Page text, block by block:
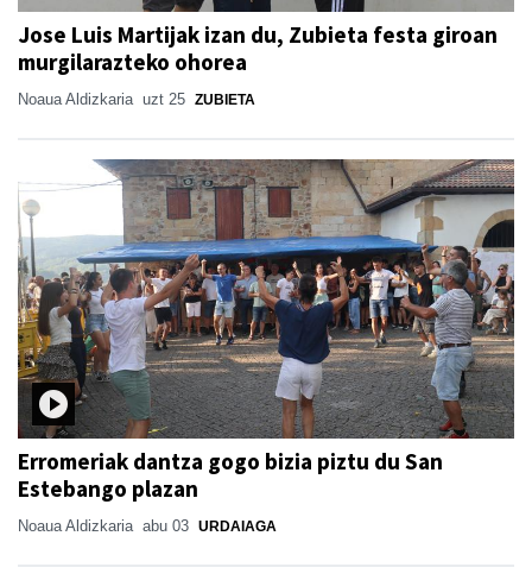
Jose Luis Martijak izan du, Zubieta festa giroan
murgilarazteko ohorea
Noaua Aldizkaria uzt 25 ZUBIETA
Erromeriak dantza gogo bizia piztu du San
Estebango plazan
Noaua Aldizkaria abu 03 URDAIAGA